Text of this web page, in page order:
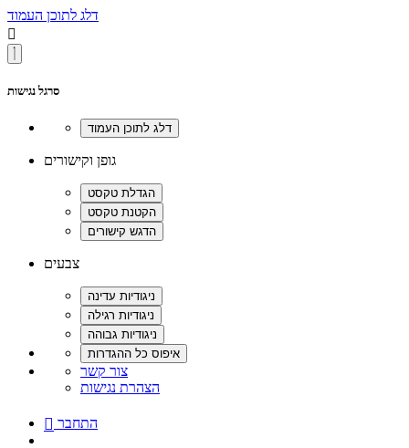
דלג לתוכן העמוד

סרגל נגישות
גופן וקישורים
צבעים
צור קשר
הצהרת נגישות
 התחבר